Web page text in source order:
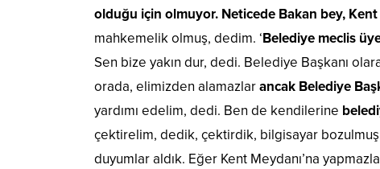
olduğu için olmuyor. Neticede Bakan bey, Kent
mahkemelik olmuş, dedim. ‘Belediye meclis
Sen bize yakın dur, dedi. Belediye Başkanı
orada, elimizden alamazlarancak Belediye
yardımı edelim, dedi. Ben de kendilerine
çektirelim, dedik, çektirdik, bilgisayar
duyumlar aldık. Eğer Kent Meydanı’na